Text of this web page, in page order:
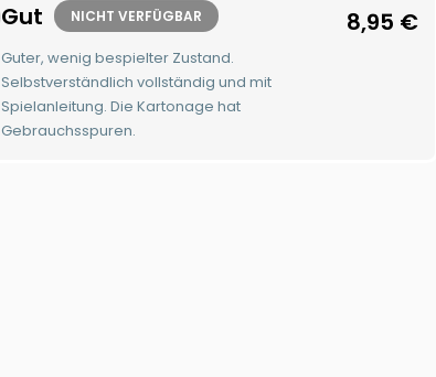
Gut NICHT VERFÜGBAR
Guter, wenig bespielter Zustand.
Selbstverständlich vollständig und mit
Spielanleitung. Die Kartonage hat
Gebrauchsspuren.
8,95 €